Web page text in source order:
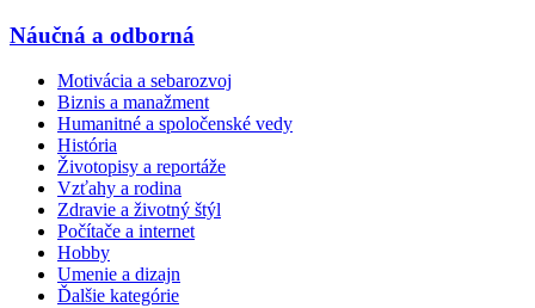
Náučná a odborná
Motivácia a sebarozvoj
Biznis a manažment
Humanitné a spoločenské vedy
História
Životopisy a reportáže
Vzťahy a rodina
Zdravie a životný štýl
Počítače a internet
Hobby
Umenie a dizajn
Ďalšie kategórie